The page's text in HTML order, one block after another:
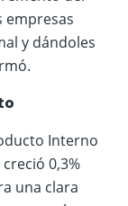
empresas
y dándoles
Interno
0,3%
una clara